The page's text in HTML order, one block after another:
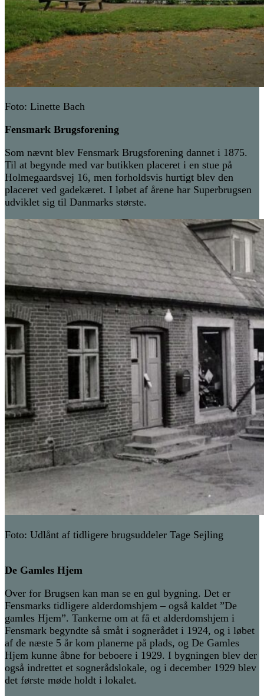
Foto: Linette Bach
Fensmark Brugsforening
Som nævnt blev Fensmark Brugsforening dannet i 1875.
Til at begynde med var butikken placeret i en stue på
Holmegaardsvej 16, men forholdsvis hurtigt blev den
placeret ved gadekæret. I løbet af årene har Superbrugsen
udviklet sig til Danmarks største.
Foto: Udlånt af tidligere brugsuddeler Tage Sejling
De Gamles Hjem
Over for Brugsen kan man se en gul bygning. Det er
Fensmarks tidligere alderdomshjem – også kaldet ”De
gamles Hjem”. Tankerne om at få et alderdomshjem i
Fensmark begyndte så småt i sognerådet i 1924, og i løbet
af de næste 5 år kom planerne på plads, og De Gamles
Hjem kunne åbne for beboere i 1929. I bygningen blev der
også indrettet et sognerådslokale, og i december 1929 blev
det første møde holdt i lokalet.